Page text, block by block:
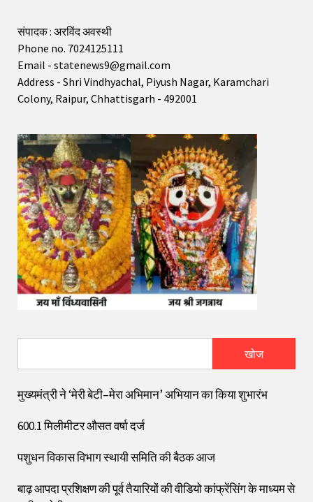
संपादक : अरविंद अवस्थी
Phone no. 7024125111
Email - statenews9@gmail.com
Address - Shri Vindhyachal, Piyush Nagar, Karamchari
Colony, Raipur, Chhattisgarh - 492001
खोज
मुख्यमंत्री ने ‘मेरी बेटी–मेरा अभिमान’ अभियान का किया शुभारंभ
600.1 मिलीमीटर औसत वर्षा दर्ज
पशुधन विकास विभाग स्थायी समिति की बैठक आज
बाढ़ आपदा प्रशिक्षण की पूर्व तैयारियों की वीडियो कांफ्रेंसिंग के माध्यम से